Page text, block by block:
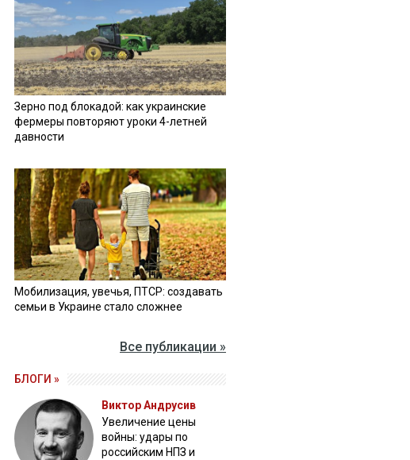
Зерно под блокадой: как украинские
фермеры повторяют уроки 4-летней
давности
Мобилизация, увечья, ПТСР: создавать
семьи в Украине стало сложнее
Все публикации »
БЛОГИ »
Виктор Андрусив
Увеличение цены
войны: удары по
российским НПЗ и